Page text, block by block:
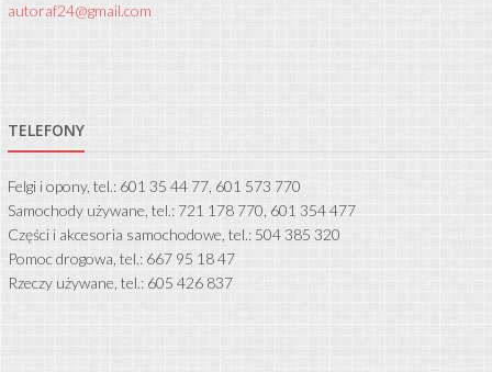
autoraf24@gmail.com
TELEFONY
Felgi i opony, tel.: 601 35 44 77, 601 573 770
Samochody używane, tel.: 721 178 770, 601 354 477
Części i akcesoria samochodowe, tel.: 504 385 320
Pomoc drogowa, tel.: 667 95 18 47
Rzeczy używane, tel.: 605 426 837